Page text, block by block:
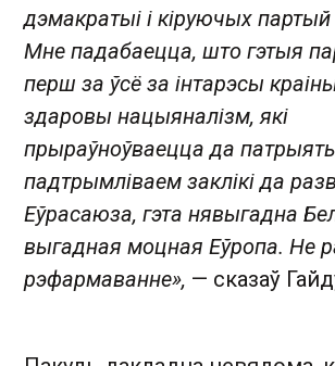
дэмакратыі і кіруючых
Мне падабаецца, што гэтыя
перш за ўсё за інтарэсы
здаровы нацыяналізм, які
прыраўноўваецца да
падтрымліваем заклікі да
Еўрасаюза, гэта нявыгадна
выгадная моцная Еўропа. Не
рэфармаванне», — сказаў